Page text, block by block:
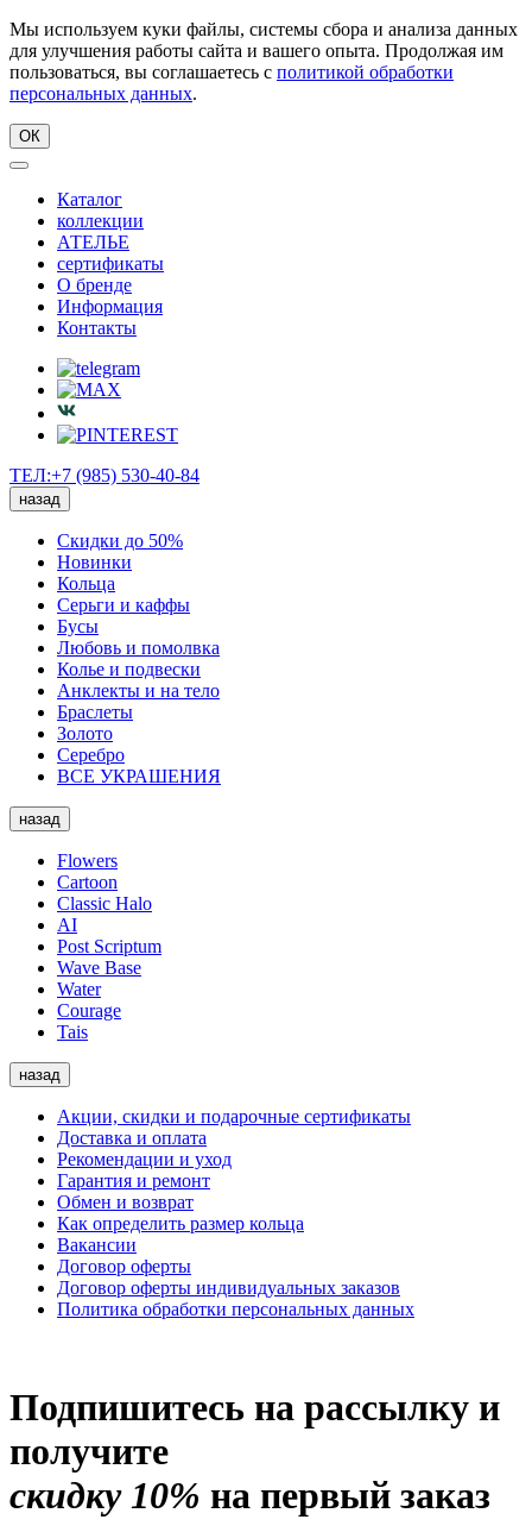
Мы используем куки файлы, системы сбора и анализа данных
для улучшения работы сайта и вашего опыта. Продолжая им
пользоваться, вы соглашаетесь с политикой обработки
персональных данных.
ОК
Каталог
коллекции
АТЕЛЬЕ
сертификаты
О бренде
Информация
Контакты
ТЕЛ:+7 (985) 530-40-84
назад
Скидки до 50%
Новинки
Кольца
Серьги и каффы
Бусы
Любовь и помолвка
Колье и подвески
Анклекты и на тело
Браслеты
Золото
Серебро
ВСЕ УКРАШЕНИЯ
назад
Flowers
Cartoon
Classic Halo
AI
Post Scriptum
Wave Base
Water
Courage
Tais
назад
Акции, скидки и подарочные сертификаты
Доставка и оплата
Рекомендации и уход
Гарантия и ремонт
Обмен и возврат
Как определить размер кольца
Вакансии
Договор оферты
Договор оферты индивидуальных заказов
Политика обработки персональных данных
Подпишитесь на рассылку и
получите
скидку 10% на первый заказ